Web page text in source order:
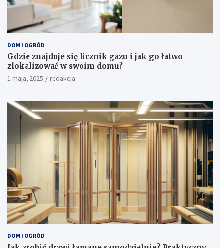
DOM I OGRÓD
Gdzie znajduje się licznik gazu i jak go łatwo
zlokalizować w swoim domu?
1 maja, 2025 redakcja
DOM I OGRÓD